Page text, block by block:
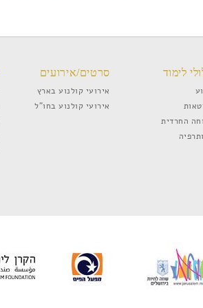
לימוד
החרדית
סרטים/אירועים
אירועי קולנוע בארץ
אירועי קולנוע בחו”ל